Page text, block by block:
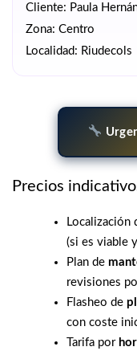
Cliente: Paula
Zona: Centro
Localidad: Riudecols
Precios
Localización
(si es viable
Plan de
revisiones
Flasheo de
con coste
Tarifa por